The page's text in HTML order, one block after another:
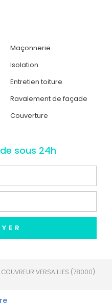
Maçonnerie
Isolation
Entretien toiture
Ravalement de façade
Couverture
sous 24h
VERSAILLES (78000)